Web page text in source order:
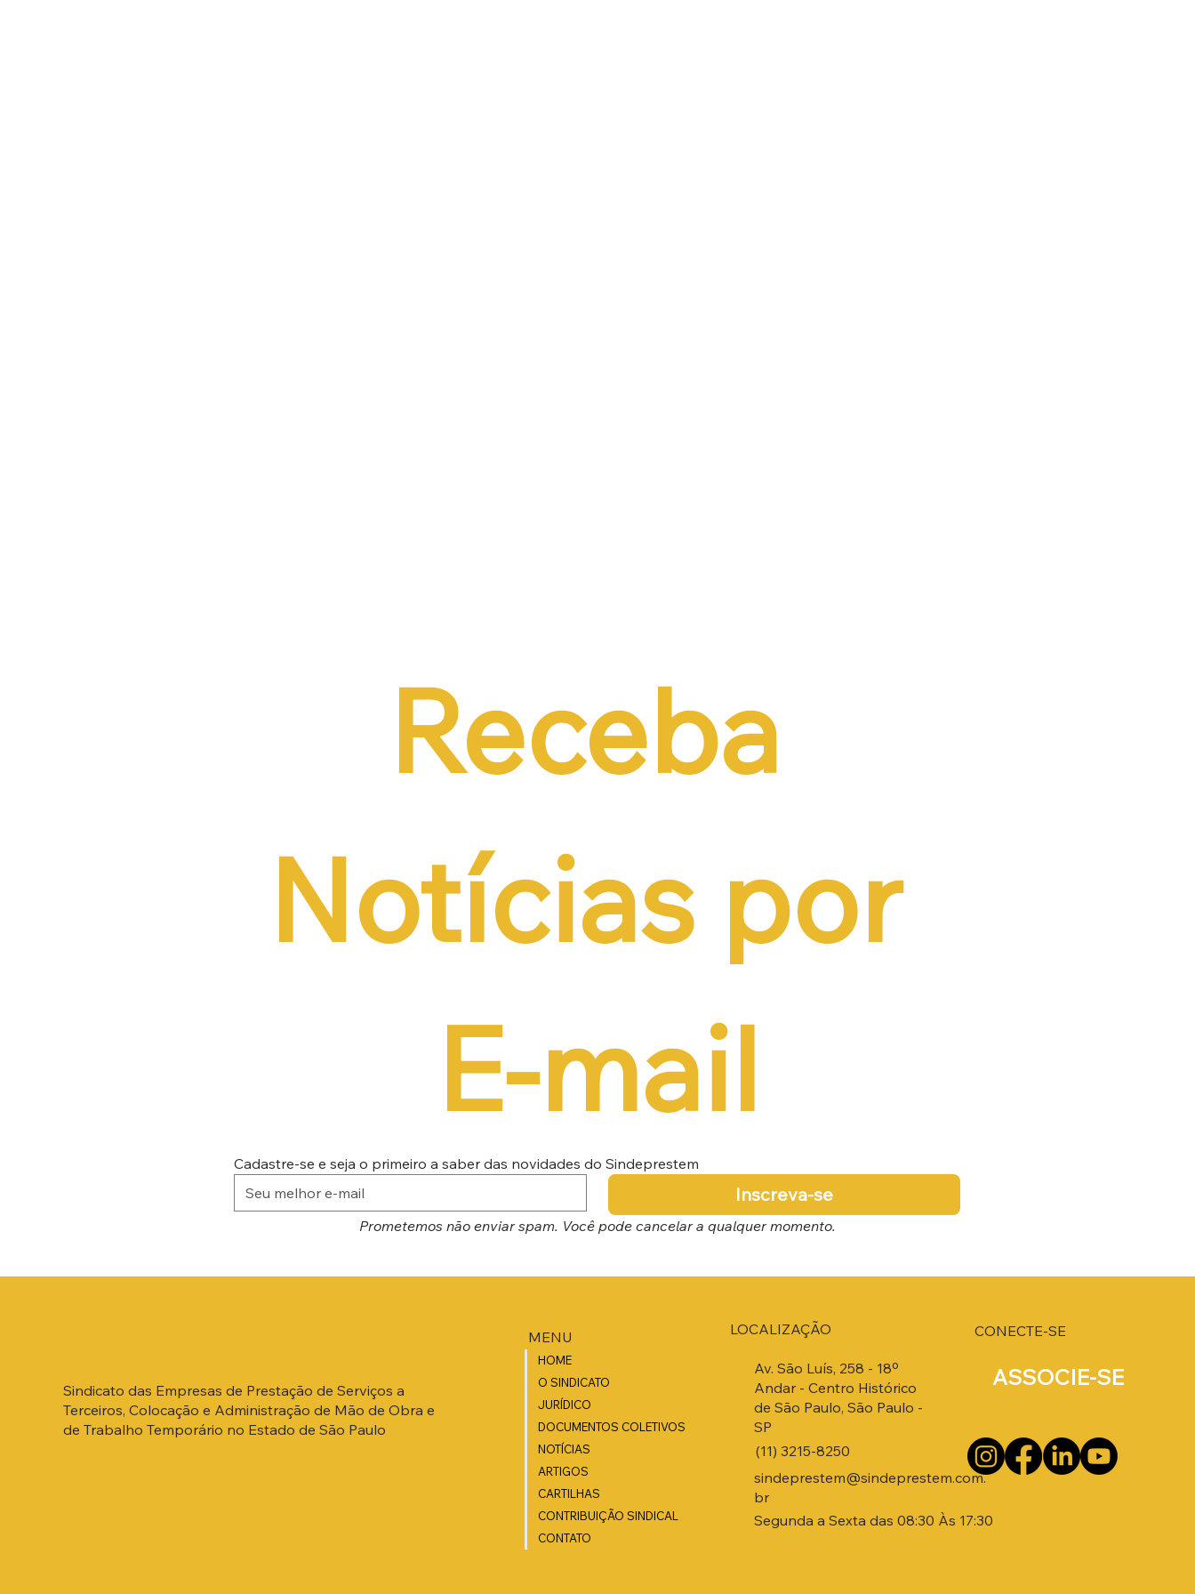
Receba
Notícias por
E-mail
Cadastre-se e seja o primeiro a saber das novidades do Sindeprestem
Inscreva-se
Prometemos não enviar spam. Você pode cancelar a qualquer momento.
Sindicato das Empresas de Prestação de Serviços a
Terceiros, Colocação e Administração de Mão de Obra e
de Trabalho Temporário no Estado de São Paulo
MENU
HOME
O SINDICATO
JURÍDICO
DOCUMENTOS COLETIVOS
NOTÍCIAS
ARTIGOS
CARTILHAS
CONTRIBUIÇÃO SINDICAL
CONTATO
Av. São Luís, 258 - 18º
Andar - Centro Histórico
de São Paulo, São Paulo -
SP
(11) 3215-8250
sindeprestem@sindeprestem.com.
br
Segunda a Sexta das 08:30 Às 17:30
LOCALIZAÇÃO
ASSOCIE-SE
CONECTE-SE